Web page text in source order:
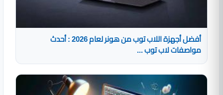
أفضل أجهزة اللاب توب من هونر لعام 2026 : أحدث
مواصفات لاب توب ...